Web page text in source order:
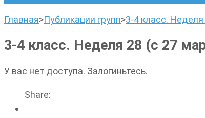
Главная>Публикации групп>3-4 класс.
3-4 класс. Неделя 28 (с 27
У вас нет доступа. Залогиньтесь.
Share: